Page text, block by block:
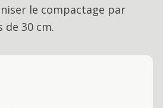
le compactage par
de 30 cm.